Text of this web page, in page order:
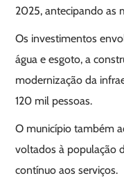
2025, antecipando as
Os investimentos
água e esgoto, a
modernização da
120 mil pessoas.
O município também
voltados à população
contínuo aos serviços.